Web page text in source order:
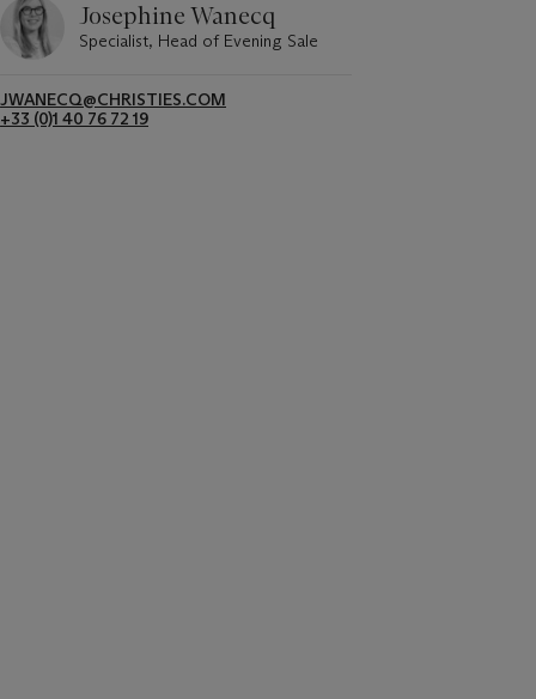
Josephine Wanecq
Specialist, Head of Evening Sale
JWANECQ@CHRISTIES.COM
+33 (0)1 40 76 72 19